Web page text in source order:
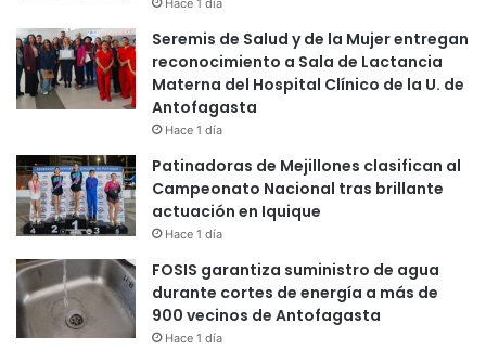
Seremis de Salud y de la Mujer entregan
reconocimiento a Sala de Lactancia
Materna del Hospital Clínico de la U. de
Antofagasta
Hace 1 día
Patinadoras de Mejillones clasifican al
Campeonato Nacional tras brillante
actuación en Iquique
Hace 1 día
FOSIS garantiza suministro de agua
durante cortes de energía a más de
900 vecinos de Antofagasta
Hace 1 día